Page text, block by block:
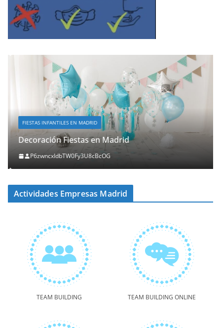
FIESTAS INFANTILES EN MADRID
Decoración Fiestas en Madrid
P6zwncxIdbTW0Fy3U8cBcOG
Actividades Empresas Madrid
TEAM BUILDING TEAM BUILDING ONLINE